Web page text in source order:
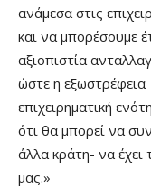
ανάμεσα στις
και να μπορέσουμε
αξιοπιστία
ώστε η εξωστρέφεια
επιχειρηματική
ότι θα μπορεί να
άλλα κράτη- να έχει
μας.»